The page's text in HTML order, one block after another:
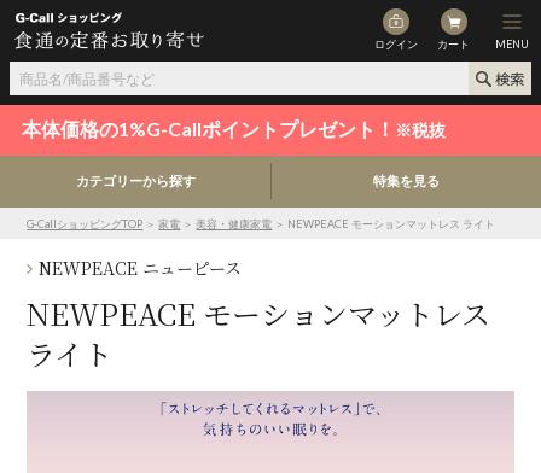
ログイン カート MENU
本体価格の1%G-Callポイントプレゼント！ ※税抜
カテゴリーから探す 特集を見る
G-CallショッピングTOP ＞家電 ＞美容・健康家電 ＞ NEWPEACE モーションマットレス ライト
NEWPEACE ニューピース
NEWPEACE モーションマットレス
ライト